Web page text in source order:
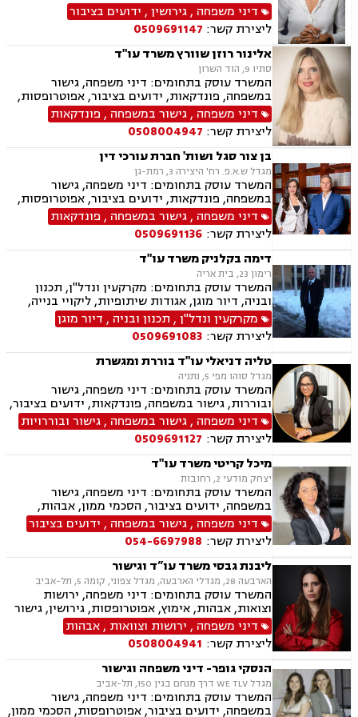
תיאום הורי, זמני שהות, אלימות במשפחה, ניכור
הורי, אפוטרופסות, ירושות וצוואות, גישור במשפחה,
ליטיגציה, ייפוי כוח מתמשך
דיני משפחה ,גירושין, ידועים בציבור
ליצירת קשר: 0509691147
אלינור רוזן שוורץ משרד עו"ד
סתיו 9, הוד השרון
המשרד עוסק בתחומים: דיני משפחה, גישור
במשפחה, פונדקאות, ידועים בציבור, אפוטרופסות,
פונדקאות חו"ל גיאורגיה, גירושין, הורות חד מינית,
חלוקת רכוש, מעמד אישי, תיאום הורי, חטיפת ילדים,
זמני שהות, ניכור הורי, עסקאות במתנה, ייפוי כוח
מתמשך, ירושות וצוואות.
דיני משפחה ,גישור במשפחה , פונדקאות
ליצירת קשר: 0508004947
בן צור סגל ושות' חברת עורכי דין
מגדל ש.א.פ. רח' היצירה 3, רמת-גן
המשרד עוסק בתחומים: דיני משפחה, גישור
במשפחה, פונדקאות, ידועים בציבור, אפוטרופסות,
הסכמי ממון, אבהות, מזונות, החזקת ילדים, גירושין,
הורות חד מינית, נישואים אזרחיים, חוק הנוער,
אימוץ, חלוקת רכוש, מעמד אישי, תיאום הורי, חטיפת
ילדים, זמני שהות, אומנה, ניכור הורי, עסקאות
מתנה, ירושות וצוואות, ייפוי כוח מתמשך
דיני משפחה ,גישור במשפחה , פונדקאות
ליצירת קשר: 0509691136
דימה בקלניק משרד עו"ד
רימון 23, בית אריה
המשרד עוסק בתחומים: מקרקעין ונדל"ן, תכנון
ובניה, דיור מוגן, אגודות שיתופיות, ליקויי בנייה,
מושבים וקיבוצים, פינוי בינוי, קבוצות רכישה,
עסקאות מכר דירה, פינוי מושכר, נחלות ומשקים
במושבים, רשות מקרקעי ישראל, צווי הריסה, רישום
קבלנים, בתים משותפים, וכו', דיני משפחה, גישור
במשפחה, פונדקאות, ידועים בציבור אפוטרופסות,
הסכמי ממון, אבהות, מזונות, משמורת, גירושין,
הורות חד מינית, נישואים אזרחיים, חוק הנוער,
אימוץ, חלוקת רכוש, מעמד אישי, תיאום הורי וכו'
נזקי גוף ותאונות
מקרקעין ונדל"ן, תכנון ובניה , דיור מוגן
ליצירת קשר: 0509691083
טליה דניאלי עו"ד בוררת ומגשרת
מגדל סוהו מפי 5, נתניה
המשרד עוסק בתחומים: דיני משפחה, גישור
ובוררות, גישור במשפחה, פונדקאות, ידועים בציבור,
אפוטרופסות, הסכמי ממון, אבהות, מזונות, משמורת,
גירושין, הורות חד מינית, נישואים אזרחיים, אימוץ,
חלוקת רכוש, מעמד אישי, תיאום הורי, חטיפת ילדים,
זמני שהות, אומנה, ניכור הורי, ייפוי כוח מתמשך,
ירושות וצוואות, אגודות שיתופיות, - מושבים
וקיבוצים, הסדרת נחלות, פרצלציות, סכסוכי ירושה,
הסכמים משפחתיים, ליטיגציה, דיני עמותות.
דיני משפחה ,גישור במשפחה ,גישור ובוררויות
ליצירת קשר: 0509691127
מיכל קריטי משרד עו"ד
יצחק מודעי 2, רחובות
המשרד עוסק בתחומים: דיני משפחה, גישור
במשפחה, ידועים בציבור, הסכמי ממון, אבהות,
מזונות, משמורת משותפת, גירושין, הורות חד
מינית, נשואים אזרחיים, חלקות רכוש, מעמד אישי,
ניכור הורי, ייפוי כוח מתמשך, ירושות וצוואות,
אלימות במשפחה, דיני חוזים, פינוי מושכר
דיני משפחה ,גישור במשפחה , ידועים בציבור
ליצירת קשר: 054-6697988
ליבנת גבסי משרד עו”ד וגישור
הארבעה 28, מגדלי הארבעה, מגדל צפוני, קומה 5, תל-אביב
המשרד עוסק בתחומים: דיני משפחה, ירושות
וצואות, אבהות, אימוץ, אפוטרופסות, גירושין, גישור
במשפחה, הורות חד מינית, הסכמי ממון, זמני שהות,
חטיפת ילדים, חלוקת רכוש, ידועים בציבור, ייפוי כוח
מתמשך, ייצוג קטינים, מזונות, מעמד אישי, תיאום
הורי, פונדקאות, נשואים אזרחיים, ניכור הורי,
אלימות במשפחה
דיני משפחה , ירושות וצוואות ,אבהות
ליצירת קשר: 0508004941
הנסקי גופר- דיני משפחה וגישור
מגדל WE TLV דרך מנחם בגין 150, תל-אביב
המשרד עוסק בתחומים: דיני משפחה, גישור
במשפחה, ידועים בציבור, אפוטרופסות, הסכמי ממון,